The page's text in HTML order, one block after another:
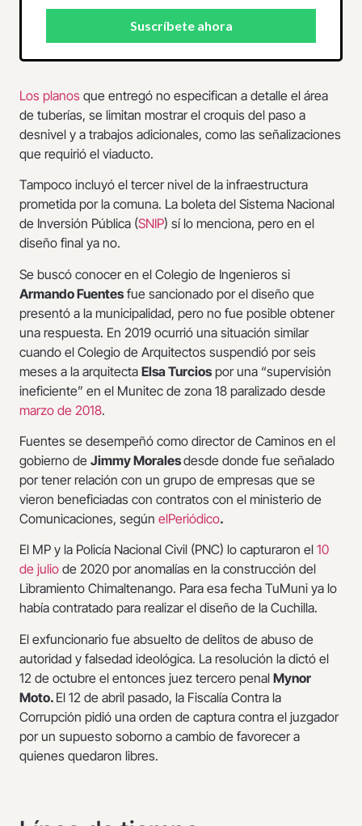
Los planos que entregó no especifican a detalle el área
de tuberías, se limitan mostrar el croquis del paso a
desnivel y a trabajos adicionales, como las señalizaciones
que requirió el viaducto.
Tampoco incluyó el tercer nivel de la infraestructura
prometida por la comuna. La boleta del Sistema Nacional
de Inversión Pública (SNIP) sí lo menciona, pero en el
diseño final ya no.
Se buscó conocer en el Colegio de Ingenieros si
Armando Fuentes fue sancionado por el diseño que
presentó a la municipalidad, pero no fue posible obtener
una respuesta. En 2019 ocurrió una situación similar
cuando el Colegio de Arquitectos suspendió por seis
meses a la arquitecta Elsa Turcios por una “supervisión
ineficiente” en el Munitec de zona 18 paralizado desde
marzo de 2018.
Fuentes se desempeñó como director de Caminos en el
gobierno de Jimmy Moralesdesde donde fue señalado
por tener relación con un grupo de empresas que se
vieron beneficiadas con contratos con el ministerio de
Comunicaciones, según elPeriódico.
El MP y la Policía Nacional Civil (PNC) lo capturaron el 10
de julio de 2020 por anomalías en la construcción del
Libramiento Chimaltenango. Para esa fecha TuMuni ya lo
había contratado para realizar el diseño de la Cuchilla.
El exfuncionario fue absuelto de delitos de abuso de
autoridad y falsedad ideológica. La resolución la dictó el
12 de octubre el entonces juez tercero penal Mynor
Moto. El 12 de abril pasado, la Fiscalía Contra la
Corrupción pidió una orden de captura contra el juzgador
por un supuesto soborno a cambio de favorecer a
quienes quedaron libres.